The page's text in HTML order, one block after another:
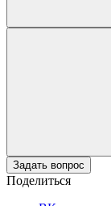
Задать вопрос
Поделиться